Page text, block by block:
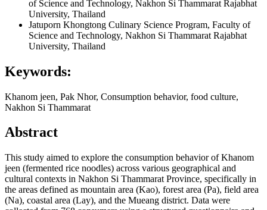
of Science and Technology, Nakhon Si Thammarat Rajabhat
University, Thailand
Jatuporn Khongtong Culinary Science Program, Faculty of
Science and Technology, Nakhon Si Thammarat Rajabhat
University, Thailand
Keywords:
Khanom jeen, Pak Nhor, Consumption behavior, food culture,
Nakhon Si Thammarat
Abstract
This study aimed to explore the consumption behavior of Khanom
jeen (fermented rice noodles) across various geographical and
cultural contexts in Nakhon Si Thammarat Province, specifically in
the areas defined as mountain area (Kao), forest area (Pa), field area
(Na), coastal area (Lay), and the Mueang district. Data were